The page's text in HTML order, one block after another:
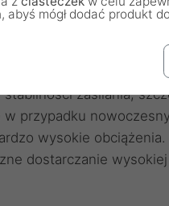
standardu ATX 3.1,
zasilania,
w przypadku
wysokie
dostarczanie
abyś mógł dodać produkt